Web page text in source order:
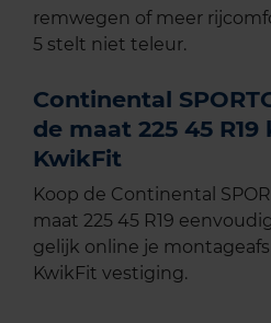
remwegen of meer
5 stelt niet teleur.
Continental
de maat 225 45
KwikFit
Koop de Continental
maat 225 45 R19
gelijk online je
KwikFit vestiging.